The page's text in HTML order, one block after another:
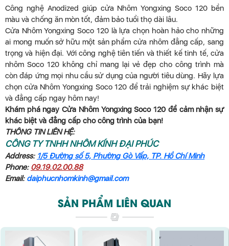
Công nghệ Anodized giúp cửa Nhôm Yongxing Soco 120 bền
màu và chống ăn mòn tốt, đảm bảo tuổi thọ dài lâu.
Cửa Nhôm Yongxing Soco 120 là lựa chọn hoàn hảo cho những
ai mong muốn sở hữu một sản phẩm cửa nhôm đẳng cấp, sang
trọng và hiện đại. Với công nghệ tiên tiến và thiết kế tinh tế, cửa
nhôm Soco 120 không chỉ mang lại vẻ đẹp cho công trình mà
còn đáp ứng mọi nhu cầu sử dụng của người tiêu dùng. Hãy lựa
chọn cửa Nhôm Yongxing Soco 120 để trải nghiệm sự khác biệt
và đẳng cấp ngay hôm nay!
Khám phá ngay Cửa Nhôm Yongxing Soco 120 để cảm nhận sự
khác biệt và đẳng cấp cho công trình của bạn!
THÔNG TIN LIÊN HỆ:
CÔNG TY TNHH NHÔM KÍNH ĐẠI PHÚC
Address: 1/5 Đường số 5, Phường Gò Vấp, TP. Hồ Chí Minh
Phone: 09.19.02.00.88
Email: daiphucnhomkinh@gmail.com
SẢN PHẨM LIÊN QUAN